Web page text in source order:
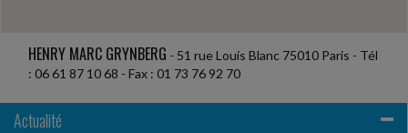
HENRY MARC GRYNBERG - 51 rue Louis Blanc 75010 Paris - Tél
: 06 61 87 10 68 - Fax : 01 73 76 92 70
Actualité